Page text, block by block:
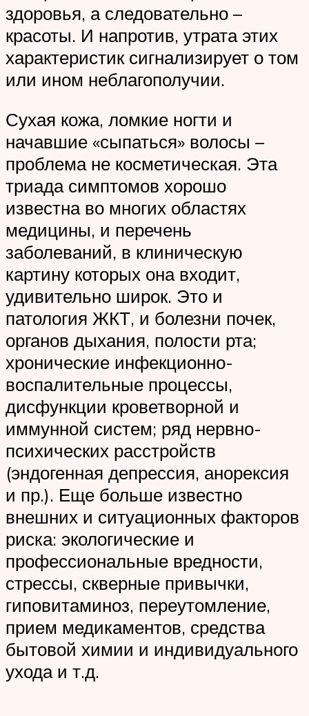
здоровья, а следовательно –
красоты. И напротив, утрата этих
характеристик сигнализирует о том
или ином неблагополучии.
Сухая кожа, ломкие ногти и
начавшие «сыпаться» волосы –
проблема не косметическая. Эта
триада симптомов хорошо
известна во многих областях
медицины, и перечень
заболеваний, в клиническую
картину которых она входит,
удивительно широк. Это и
патология ЖКТ, и болезни почек,
органов дыхания, полости рта;
хронические инфекционно-
воспалительные процессы,
дисфункции кроветворной и
иммунной систем; ряд нервно-
психических расстройств
(эндогенная депрессия, анорексия
и пр.). Еще больше известно
внешних и ситуационных факторов
риска: экологические и
профессиональные вредности,
стрессы, скверные привычки,
гиповитаминоз, переутомление,
прием медикаментов, средства
бытовой химии и индивидуального
ухода и т.д.